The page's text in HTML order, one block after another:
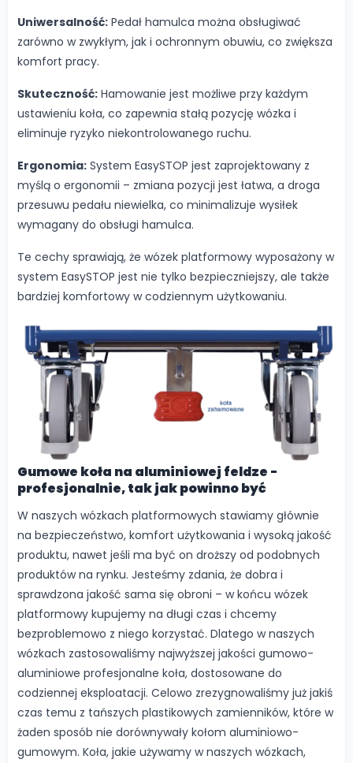
Uniwersalność: Pedał hamulca można obsługiwać
zarówno w zwykłym, jak i ochronnym obuwiu, co zwiększa
komfort pracy.
Skuteczność: Hamowanie jest możliwe przy każdym
ustawieniu koła, co zapewnia stałą pozycję wózka i
eliminuje ryzyko niekontrolowanego ruchu.
Ergonomia: System EasySTOP jest zaprojektowany z
myślą o ergonomii – zmiana pozycji jest łatwa, a droga
przesuwu pedału niewielka, co minimalizuje wysiłek
wymagany do obsługi hamulca.
Te cechy sprawiają, że wózek platformowy wyposażony w
system EasySTOP jest nie tylko bezpieczniejszy, ale także
bardziej komfortowy w codziennym użytkowaniu.
Gumowe koła na aluminiowej feldze -
profesjonalnie, tak jak powinno być
W naszych wózkach platformowych stawiamy głównie
na bezpieczeństwo, komfort użytkowania i wysoką jakość
produktu, nawet jeśli ma być on droższy od podobnych
produktów na rynku. Jesteśmy zdania, że dobra i
sprawdzona jakość sama się obroni – w końcu wózek
platformowy kupujemy na długi czas i chcemy
bezproblemowo z niego korzystać. Dlatego w naszych
wózkach zastosowaliśmy najwyższej jakości gumowo-
aluminiowe profesjonalne koła, dostosowane do
codziennej eksploatacji. Celowo zrezygnowaliśmy już jakiś
czas temu z tańszych plastikowych zamienników, które w
żaden sposób nie dorównywały kołom aluminiowo-
gumowym. Koła, jakie używamy w naszych wózkach,